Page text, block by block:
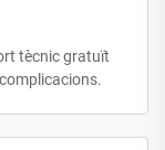
tècnic gratuït